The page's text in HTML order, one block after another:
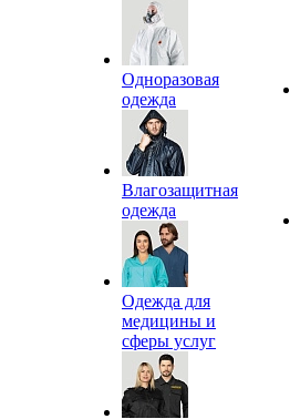
Одноразовая
одежда
Влагозащитная
одежда
Одежда для
медицины и
сферы услуг